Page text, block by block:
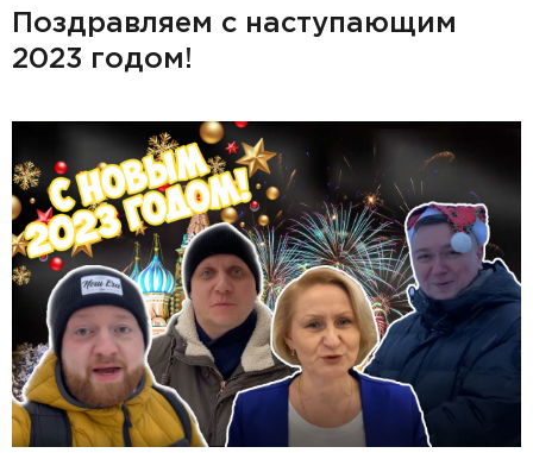
Поздравляем с наступающим
2023 годом!